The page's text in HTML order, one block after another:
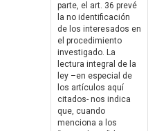
parte, el art. 36 prevé
la no identificación
de los interesados en
el procedimiento
investigado. La
lectura integral de la
ley –en especial de
los artículos aquí
citados- nos indica
que, cuando
menciona a los